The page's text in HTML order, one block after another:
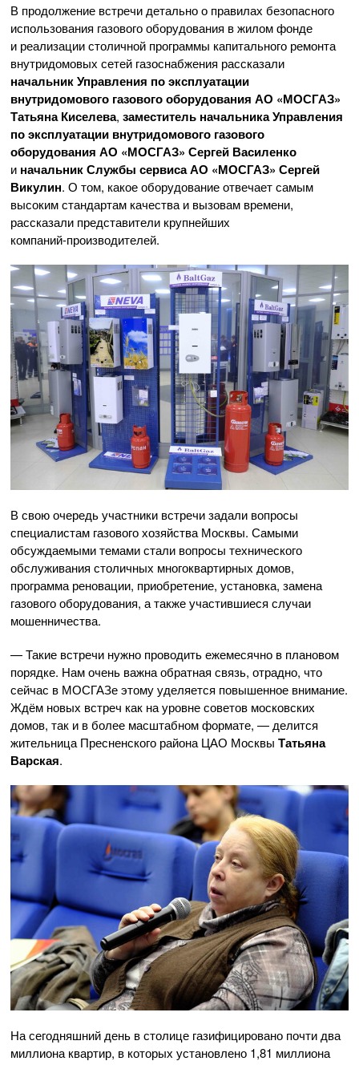
В продолжение встречи детально о правилах безопасного
использования газового оборудования в жилом фонде
и реализации столичной программы капитального ремонта
внутридомовых сетей газоснабжения рассказали
начальник Управления по эксплуатации
внутридомового газового оборудования АО «МОСГАЗ»
Татьяна Киселева, заместитель начальника Управления
по эксплуатации внутридомового газового
оборудования АО «МОСГАЗ» Сергей Василенко
и начальник Службы сервисаАО «МОСГАЗ» Сергей
Викулин. О том, какое оборудование отвечает самым
высоким стандартам качества и вызовам времени,
рассказали представители крупнейших
компаний-производителей.
В свою очередь участники встречи задали вопросы
специалистам газового хозяйства Москвы. Самыми
обсуждаемыми темами стали вопросы технического
обслуживания столичных многоквартирных домов,
программа реновации, приобретение, установка, замена
газового оборудования, а также участившиеся случаи
мошенничества.
— Такие встречи нужно проводить ежемесячно в плановом
порядке. Нам очень важна обратная связь, отрадно, что
сейчас в МОСГАЗе этому уделяется повышенное внимание.
Ждём новых встреч как на уровне советов московских
домов, так и в более масштабном формате, — делится
жительница Пресненского района ЦАО Москвы Татьяна
Варская.
На сегодняшний день в столице газифицировано почти два
миллиона квартир, в которых установлено 1,81 миллиона